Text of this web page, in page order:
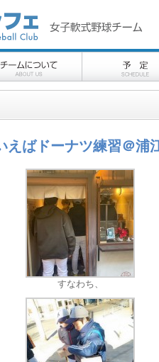
ばドーナツ練習＠浦
すなわち、